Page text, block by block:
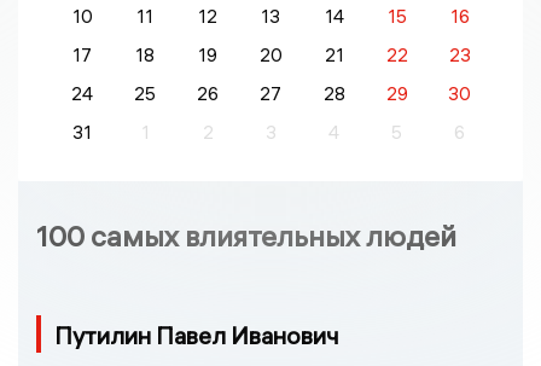
10 11 12 13 14 15
16
17
18 19 20 21 22
23
24
25 26 27 28 29
30
31
1 2 3 4 5 6
100 самых влиятельных людей
Путилин Павел Иванович